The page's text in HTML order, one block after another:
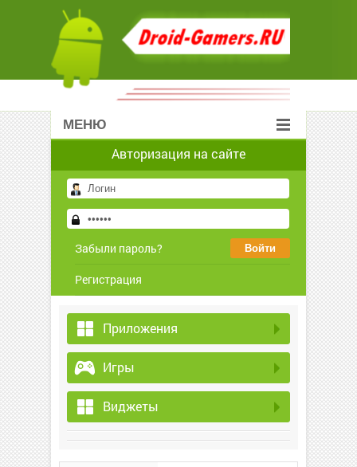
МЕНЮ
Авторизация на сайте
Забыли пароль?
Регистрация
Приложения
Игры
Виджеты